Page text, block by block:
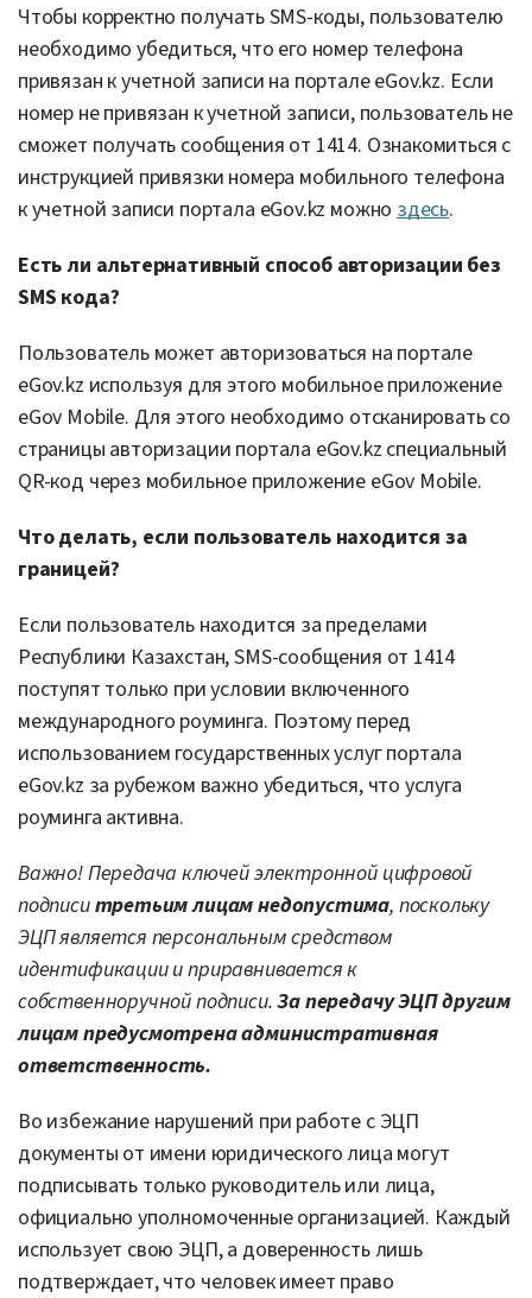
Чтобы корректно получать SMS-коды, пользователю
необходимо убедиться, что его номер телефона
привязан к учетной записи на портале eGov.kz. Если
номер не привязан к учетной записи, пользователь не
сможет получать сообщения от 1414. Ознакомиться с
инструкцией привязки номера мобильного телефона
к учетной записи портала eGov.kz можно здесь.
Есть ли альтернативный способ авторизации без
SMS кода?
Пользователь может авторизоваться на портале
eGov.kz используя для этого мобильное приложение
eGov Mobile. Для этого необходимо отсканировать со
страницы авторизации портала eGov.kz специальный
QR-код через мобильное приложение eGov Mobile.
Что делать, если пользователь находится за
границей?
Если пользователь находится за пределами
Республики Казахстан, SMS-сообщения от 1414
поступят только при условии включенного
международного роуминга. Поэтому перед
использованием государственных услуг портала
eGov.kz за рубежом важно убедиться, что услуга
роуминга активна.
Важно! Передача ключей электронной цифровой
подписитретьим лицам недопустима, поскольку
ЭЦП является персональным средством
идентификации и приравнивается к
собственноручной подписи.Запередачу ЭЦП другим
лицам предусмотрена административная
ответственность.
Во избежание нарушений при работе с ЭЦП
документы от имени юридического лица могут
подписывать только руководитель или лица,
официально уполномоченные организацией. Каждый
использует свою ЭЦП, а доверенность лишь
подтверждает, что человек имеет право